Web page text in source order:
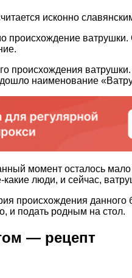
исконно
происхождение ватрушки.
происхождения
наименование
момент осталось
какие люди, и сейчас,
происхождения
и подать родным на стол.
— рецепт